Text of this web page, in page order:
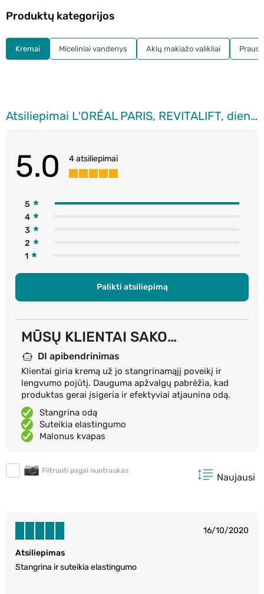
Atsiliepimai L′ORÉAL PARIS, REVITALIFT, dieninis veido kremas, 50 ml
5.0 4 atsiliepimai
5
4
3
2
1
Palikti atsiliepimą
MŪSŲ KLIENTAI SAKO…
DI apibendrinimas
Klientai giria kremą už jo stangrinamąjį poveikį ir
lengvumo pojūtį. Dauguma apžvalgų pabrėžia, kad
produktas gerai įsigeria ir efektyviai atjaunina odą.
Stangrina odą
Suteikia elastingumo
Malonus kvapas
Filtruoti pagal nuotraukas
Naujausi
16/10/2020
Atsiliepimas
Stangrina ir suteikia elastingumo
Produktų kategorijos
Kremai Miceliniai vandenys Akių makiažo valikliai